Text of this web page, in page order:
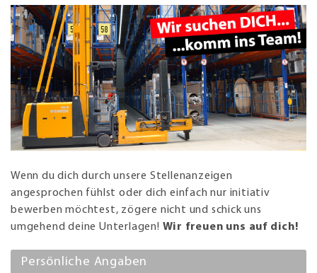
Wenn du dich durch unsere Stellenanzeigen
angesprochen fühlst oder dich einfach nur initiativ
bewerben möchtest, zögere nicht und schick uns
umgehend deine Unterlagen! Wir freuen uns auf dich!
Persönliche Angaben